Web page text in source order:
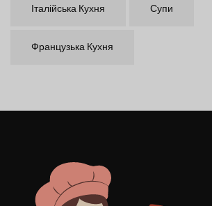
Італійська Кухня Супи
Французька Кухня